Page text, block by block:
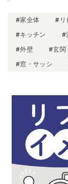
#家全体 #リ
#キッチン
#
#外壁
#玄関
#窓・サッシ